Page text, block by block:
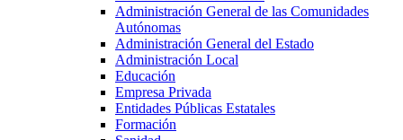
Administración General de las Comunidades
Autónomas
Administración General del Estado
Administración Local
Educación
Empresa Privada
Entidades Públicas Estatales
Formación